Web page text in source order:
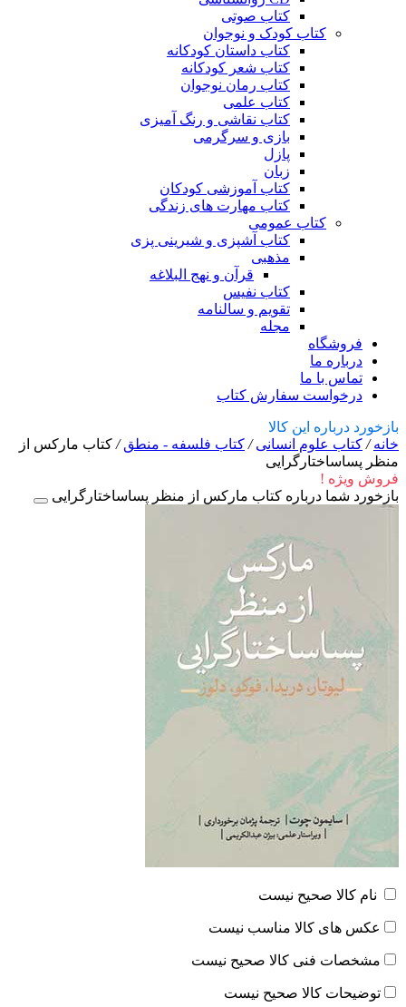
کتاب صوتی
کتاب کودک و نوجوان
کتاب داستان کودکانه
کتاب شعر کودکانه
کتاب رمان نوجوان
کتاب علمی
کتاب نقاشی و رنگ آمیزی
بازی و سرگرمی
پازل
زبان
کتاب آموزشی کودکان
کتاب مهارت های زندگی
کتاب عمومی
کتاب آشپزی و شیرینی پزی
مذهبی
قرآن و نهج البلاغه
کتاب نفیس
تقویم و سالنامه
مجله
فروشگاه
درباره ما
تماس با ما
درخواست سفارش کتاب
بازخورد درباره این کالا
خانه/ کتاب علوم انسانی/ کتاب فلسفه - منطق/ کتاب مارکس از
منظر پساساختارگرایی
فروش ویژه !
بازخورد شما درباره کتاب مارکس از منظر پساساختارگرایی
نام کالا صحیح نیست
عکس های کالا مناسب نیست
مشخصات فنی کالا صحیح نیست
توضیحات کالا صحیح نیست